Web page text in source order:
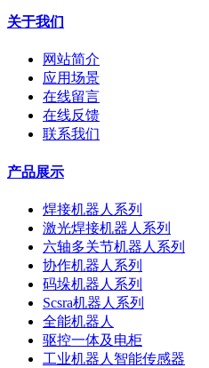
关于我们
网站简介
应用场景
在线留言
在线反馈
联系我们
产品展示
焊接机器人系列
激光焊接机器人系列
六轴多关节机器人系列
协作机器人系列
码垛机器人系列
Scsra机器人系列
全能机器人
驱控一体及电柜
工业机器人智能传感器